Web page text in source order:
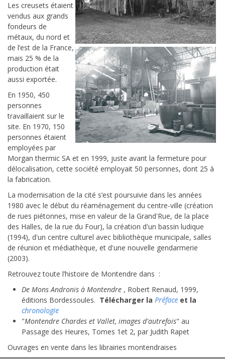
Les creusets étaient
vendus aux grands
fondeurs de
métaux, du nord et
de l’est de la France,
mais 25 % de la
production était
aussi exportée.
En 1950, 450
personnes
travaillaient sur le
site. En 1970, 150
personnes étaient
employées par
Morgan thermic SA et en 1999, juste avant la fermeture pour
délocalisation, cette société employait 50 personnes, dont 25 à
la fabrication.
La modernisation de la cité s’est poursuivie dans les années
1980 avec le début du réaménagement du centre-ville (création
de rues piétonnes, mise en valeur de la Grand'Rue, de la place
des Halles, de la rue du Four), la création d'un bassin ludique
(1994), d'un centre culturel avec bibliothèque municipale, salles
de réunion et médiathèque, et d'une nouvelle gendarmerie
(2003).
Retrouvez toute l’histoire de Montendre dans :
De Mons Andronis à Montendre , Robert Renaud, 1999,
éditions Bordessoules. Télécharger la Préface et la
chronologie
"Montendre Chardes et Vallet, images d'autrefois" au
Passage des Heures, Tomes 1et 2, par Judith Rapet
Ouvrages en vente dans les librairies montendraises